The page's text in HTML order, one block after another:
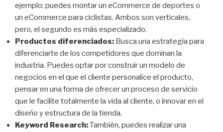
ejemplo: puedes montar un eCommerce de deportes o
un eCommerce para ciclistas. Ambos son verticales,
pero, el segundo es más especializado.
Productos diferenciados: Busca una estrategia para
diferenciarte de los competidores que dominan la
industria. Puedes optar por construir un modelo de
negocios en el que el cliente personalice el producto,
pensar en una forma de ofrecer un proceso de servicio
que le facilite totalmente la vida al cliente, o innovar en el
diseño y estructura de la tienda.
Keyword Research:También, puedes realizar una